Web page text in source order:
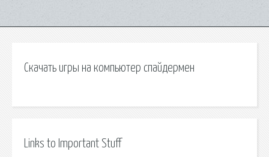
Скачать игры на компьютер спайдермен
Links to Important Stuff